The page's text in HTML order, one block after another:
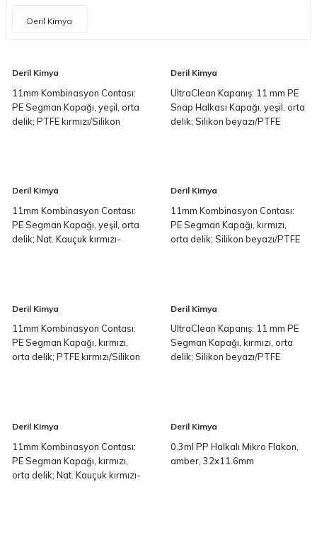
Deril Kimya
Deril Kimya
11mm Kombinasyon Contası:
PE Segman Kapağı, yeşil, orta
delik; PTFE kırmızı/Silikon
Deril Kimya
UltraClean Kapanış: 11 mm PE
Snap Halkası Kapağı, yeşil, orta
delik; Silikon beyazı/PTFE
Deril Kimya
11mm Kombinasyon Contası:
PE Segman Kapağı, yeşil, orta
delik; Nat. Kauçuk kırmızı-
Deril Kimya
11mm Kombinasyon Contası:
PE Segman Kapağı, kırmızı,
orta delik; Silikon beyazı/PTFE
Deril Kimya
11mm Kombinasyon Contası:
PE Segman Kapağı, kırmızı,
orta delik; PTFE kırmızı/Silikon
Deril Kimya
UltraClean Kapanış: 11 mm PE
Segman Kapağı, kırmızı, orta
delik; Silikon beyazı/PTFE
Deril Kimya
11mm Kombinasyon Contası:
PE Segman Kapağı, kırmızı,
orta delik; Nat. Kauçuk kırmızı-
Deril Kimya
0.3ml PP Halkalı Mikro Flakon,
amber, 32x11.6mm